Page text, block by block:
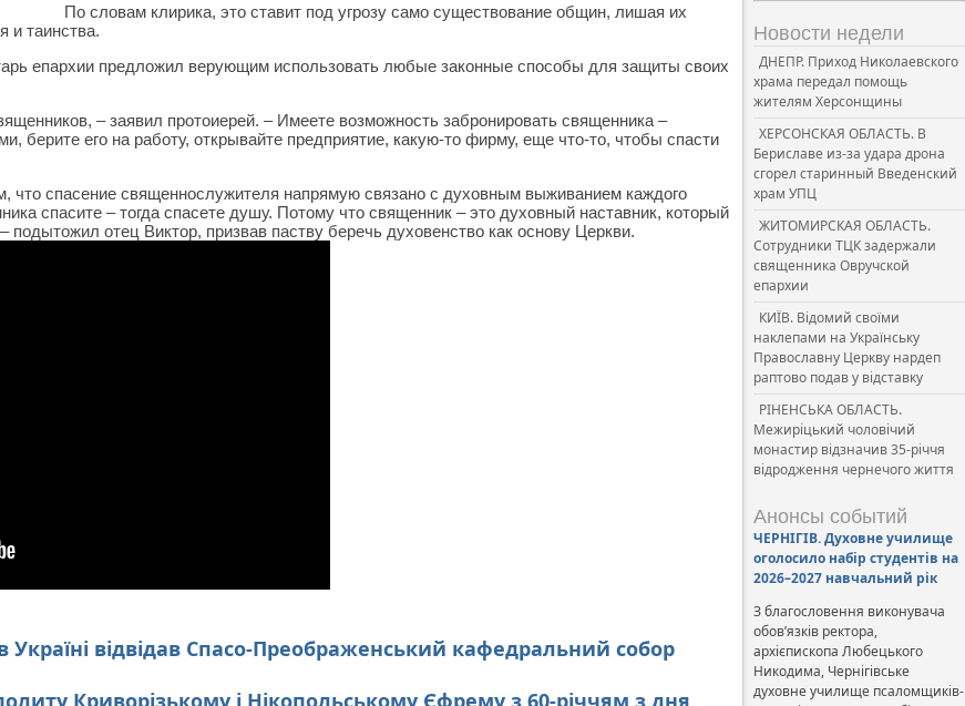
По словам клирика, это ставит под угрозу само существование общин, лишая их
и таинства.
епархии предложил верующим использовать любые законные способы для защиты своих
– заявил протоиерей. – Имеете возможность забронировать священника –
берите его на работу, открывайте предприятие, какую-то фирму, еще что-то, чтобы спасти
что спасение священнослужителя напрямую связано с духовным выживанием каждого
спасите – тогда спасете душу. Потому что священник – это духовный наставник, который
отец Виктор, призвав паству беречь духовенство как основу Церкви.
Україні відвідав Спасо-Преображенський кафедральний собор
Криворізькому і Нікопольському Єфрему з 60-річчям з дня
Новости недели
ДНЕПР. Приход Николаевского
храма передал помощь
жителям Херсонщины
ХЕРСОНСКАЯ ОБЛАСТЬ. В
Бериславе из-за удара дрона
сгорел старинный Введенский
храм УПЦ
ЖИТОМИРСКАЯ ОБЛАСТЬ.
Сотрудники ТЦК задержали
священника Овручской
епархии
КИЇВ. Відомий своїми
наклепами на Українську
Православну Церкву нардеп
раптово подав у відставку
РІНЕНСЬКА ОБЛАСТЬ.
Межиріцький чоловічий
монастир відзначив 35-річчя
відродження чернечого життя
Анонсы событий
ЧЕРНІГІВ. Духовне училище
оголосило набір студентів на
2026–2027 навчальний рік
З благословення виконувача
обов’язків ректора,
архієпископа Любецького
Никодима, Чернігівське
духовне училище псаломщиків-